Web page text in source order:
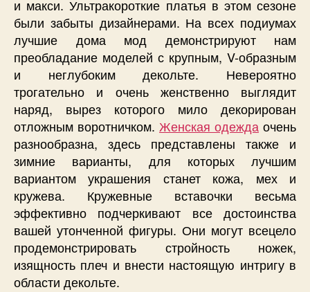
и макси. Ультракороткие платья в этом сезоне
были забыты дизайнерами. На всех подиумах
лучшие дома мод демонстрируют нам
преобладание моделей с крупным, V-образным
и неглубоким декольте. Невероятно
трогательно и очень женственно выглядит
наряд, вырез которого мило декорирован
отложным воротничком. Женская одежда очень
разнообразна, здесь представлены также и
зимние варианты, для которых лучшим
вариантом украшения станет кожа, мех и
кружева. Кружевные вставочки весьма
эффективно подчеркивают все достоинства
вашей утонченной фигуры. Они могут всецело
продемонстрировать стройность ножек,
изящность плеч и внести настоящую интригу в
области декольте.